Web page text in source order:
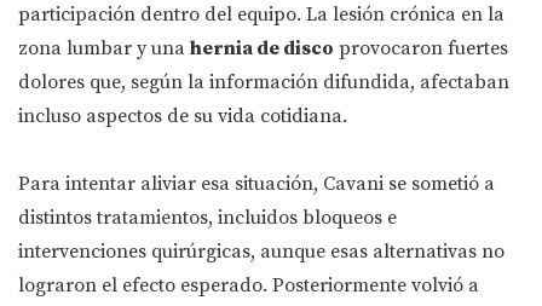
participación dentro del equipo. La lesión crónica en la
zona lumbar y una hernia de disco provocaron fuertes
dolores que, según la información difundida, afectaban
incluso aspectos de su vida cotidiana.
Para intentar aliviar esa situación, Cavani se sometió a
distintos tratamientos, incluidos bloqueos e
intervenciones quirúrgicas, aunque esas alternativas no
lograron el efecto esperado. Posteriormente volvió a